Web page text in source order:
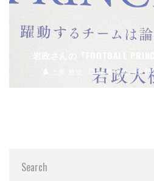
岩政さんの『FOOTBALL
土屋 雅史 土屋雅史